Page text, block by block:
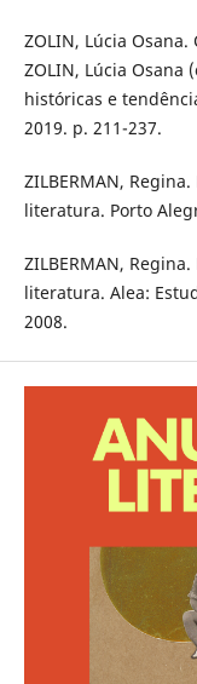
ZOLIN, Lúcia
ZOLIN, Lúcia Osana
históricas e
2019. p. 211-237.
ZILBERMAN,
literatura. Porto
ZILBERMAN,
literatura. Alea:
2008.